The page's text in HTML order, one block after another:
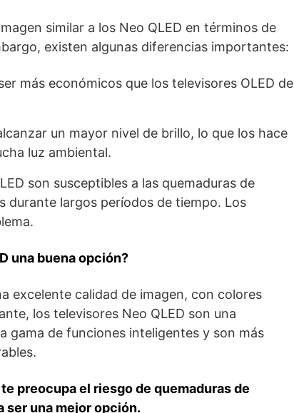
similar a los Neo QLED en términos de
existen algunas diferencias importantes:
más económicos que los televisores OLED de
un mayor nivel de brillo, lo que los hace
luz ambiental.
son susceptibles a las quemaduras de
durante largos períodos de tiempo. Los
una buena opción?
excelente calidad de imagen, con colores
los televisores Neo QLED son una
gama de funciones inteligentes y son más
preocupa el riesgo de quemaduras de
ser una mejor opción.